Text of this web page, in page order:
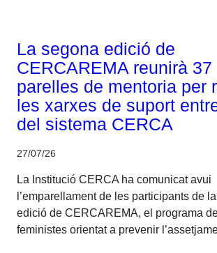
La segona edició de
CERCAREMA reunirà 37
parelles de mentoria per
les xarxes de suport
del sistema CERCA
27/07/26
La Institució CERCA ha comunicat avui
l’emparellament de les participants de
edició de CERCAREMA, el programa
feministes orientat a prevenir